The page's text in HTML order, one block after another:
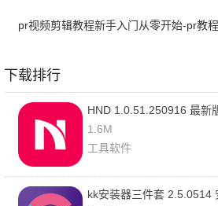
下载排行
HND 1.0.51.250916 最新
1.6M
工具软件
kk安装器三件套 2.5.0514